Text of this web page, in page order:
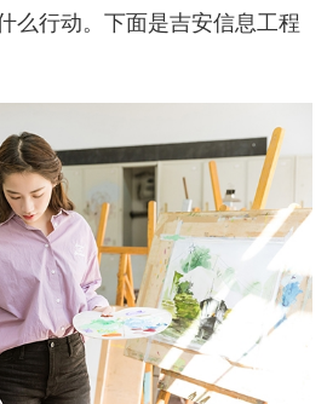
么行动。下面是吉安信息工程